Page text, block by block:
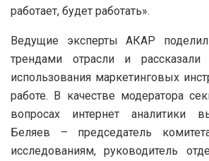
работает, будет работать».
Ведущие эксперты АКАР
трендами отрасли и рассказали
использования маркетинговых
работе. В качестве модератора
вопросах интернет аналитики
Беляев – председатель
исследованиям, руководитель